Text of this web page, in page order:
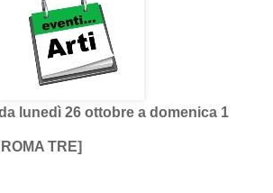
lunedì 26 ottobre a domenica 1
TRE]